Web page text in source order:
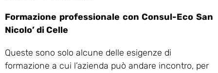
Formazione professionale con Consul-Eco San
Nicolo’ di Celle
Queste sono solo alcune delle esigenze di
formazione a cui l’azienda può andare incontro, per